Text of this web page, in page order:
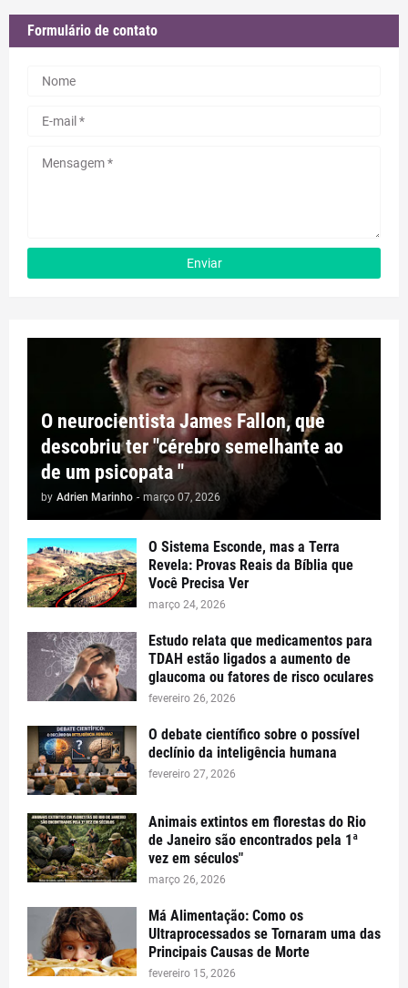
Formulário de contato
O neurocientista James Fallon, que
descobriu ter "cérebro semelhante ao
de um psicopata "
by Adrien Marinho - março 07, 2026
​O Sistema Esconde, mas a Terra
Revela: Provas Reais da Bíblia que
Você Precisa Ver
março 24, 2026
Estudo relata que medicamentos para
TDAH estão ligados a aumento de
glaucoma ou fatores de risco oculares
fevereiro 26, 2026
O debate científico sobre o possível
declínio da inteligência humana
fevereiro 27, 2026
Animais extintos em florestas do Rio
de Janeiro são encontrados pela 1ª
vez em séculos"
março 26, 2026
Má Alimentação: Como os
Ultraprocessados se Tornaram uma das
Principais Causas de Morte
fevereiro 15, 2026